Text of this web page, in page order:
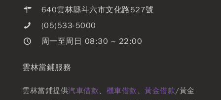
640雲林縣斗六市文化路527號
(05)533-5000
周一至周日 08:30 ~ 22:00
雲林當鋪服務
雲林當鋪提供汽車借款、 機車借款 、 黃金借款/黃金